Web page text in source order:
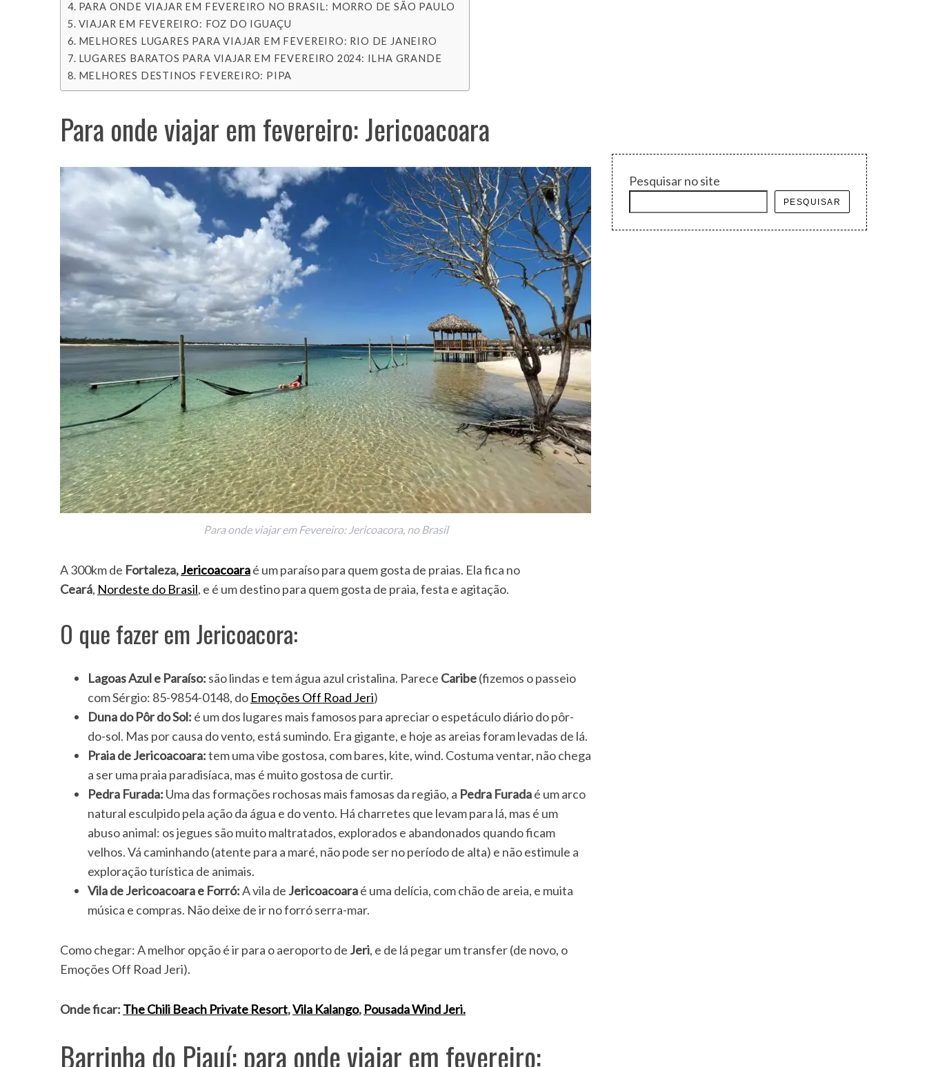
PARA ONDE VIAJAR EM FEVEREIRO NO BRASIL: MORRO DE SÃO PAULO
VIAJAR EM FEVEREIRO: FOZ DO IGUAÇU
MELHORES LUGARES PARA VIAJAR EM FEVEREIRO: RIO DE JANEIRO
LUGARES BARATOS PARA VIAJAR EM FEVEREIRO 2024: ILHA GRANDE
MELHORES DESTINOS FEVEREIRO: PIPA
Para onde viajar em fevereiro: Jericoacoara
Para onde viajar em Fevereiro: Jericoacora, no Brasil
A 300km de Fortaleza,Jericoacoaraé um paraíso para quem gosta de praias. Ela fica no
Ceará, Nordeste do Brasil, e é um destino para quem gosta de praia, festa e agitação.
O que fazer em Jericoacora:
Lagoas Azul e Paraíso: são lindas e tem água azul cristalina. Parece Caribe(fizemos o passeio
com Sérgio: 85-9854-0148, do Emoções Off Road Jeri)
Duna do Pôr do Sol: é um dos lugares mais famosos para apreciar o espetáculo diário do pôr-
do-sol. Mas por causa do vento, está sumindo. Era gigante, e hoje as areias foram levadas de lá.
Praia de Jericoacoara:tem uma vibe gostosa, com bares, kite, wind. Costuma ventar, não chega
a ser uma praia paradisíaca, mas é muito gostosa de curtir.
Pedra Furada: Uma das formações rochosas mais famosas da região, a Pedra Furadaé um arco
natural esculpido pela ação da água e do vento. Há charretes que levam para lá, mas é um
abuso animal: os jegues são muito maltratados, explorados e abandonados quando ficam
velhos. Vá caminhando (atente para a maré, não pode ser no período de alta) e não estimule a
exploração turística de animais.
Vila de Jericoacoara e Forró:A vila de Jericoacoaraé uma delícia, com chão de areia, e muita
música e compras. Não deixe de ir no forró serra-mar.
Como chegar: A melhor opção é ir para o aeroporto de Jeri, e de lá pegar um transfer (de novo, o
Emoções Off Road Jeri).
Onde ficar: The Chili Beach Private Resort,Vila Kalango, Pousada Wind Jeri.
Barrinha do Piauí: para onde viajar em fevereiro:
Pesquisar no site
PESQUISAR
o
r
: